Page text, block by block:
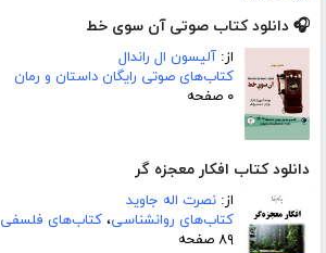
🎧 دانلود کتاب صوتی آن سوی خط
از: آلیسون ال راندال
کتاب‌های صوتی رایگان داستان و رمان
۰ صفحه
دانلود کتاب افکار معجزه گر
از: نصرت اله جاوید
کتاب‌های روانشناسی، کتاب‌های فلسفی
۸۹ صفحه